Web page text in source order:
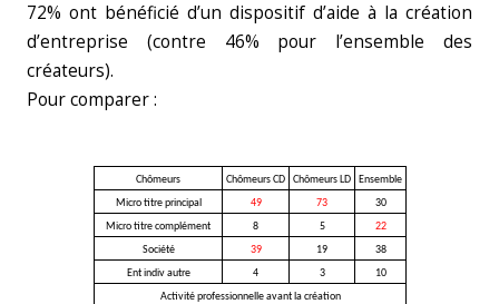
72% ont bénéficié d’un dispositif d’aide à la création
d’entreprise (contre 46% pour l’ensemble des
créateurs).
Pour comparer :
Chômeurs Chômeurs CD Chômeurs LD
Ensemble
Micro titre principal
49 73
30
Micro titre complément
8 5
22
Société
39 19
38
Ent indiv autre
4 3
10
Activité professionnelle avant la création